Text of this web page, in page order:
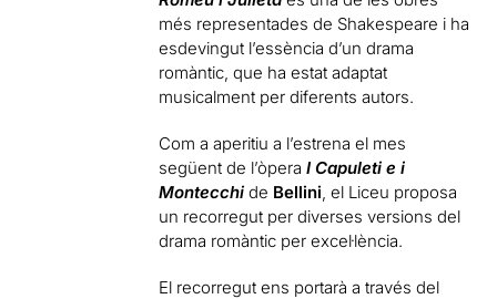
més representades de Shakespeare i ha
esdevingut l’essència d’un drama
romàntic, que ha estat adaptat
musicalment per diferents autors.
Com a aperitiu a l’estrena el mes
següent de l’òpera I Capuleti e i
Montecchi de Bellini, el Liceu proposa
un recorregut per diverses versions del
drama romàntic per excel·lència.
El recorregut ens portarà a través del